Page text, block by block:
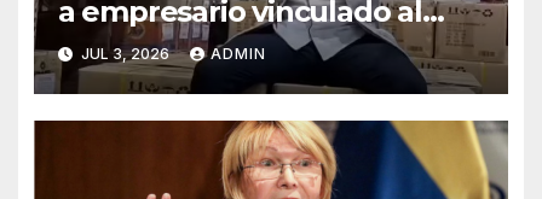
a empresario vinculado al
Grupo Hammer, según
reportes
JUL 3, 2026 ADMIN